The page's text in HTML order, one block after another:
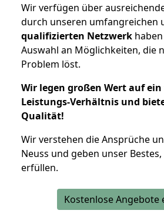
Wir verfügen über
durch unseren umfangreichen
qualifizierten Netzwerk
Auswahl an Möglichkeiten, die
Problem löst.
Wir legen großen Wert auf ein
Leistungs-Verhältnis und
Qualität!
Wir verstehen die Ansprüche
Neuss und geben unser
erfüllen.
Kostenlose Angebote